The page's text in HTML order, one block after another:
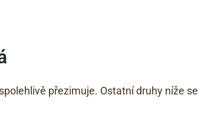
přezimuje. Ostatní druhy níže se